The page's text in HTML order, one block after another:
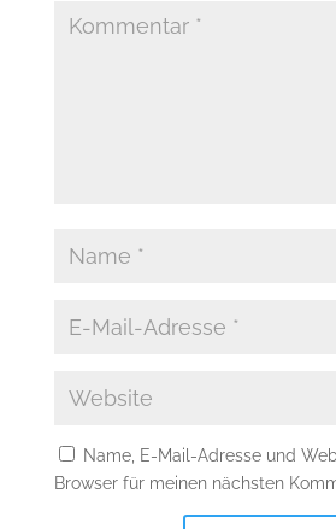
Name, E-Mail-Adresse und
Browser für meinen nächsten